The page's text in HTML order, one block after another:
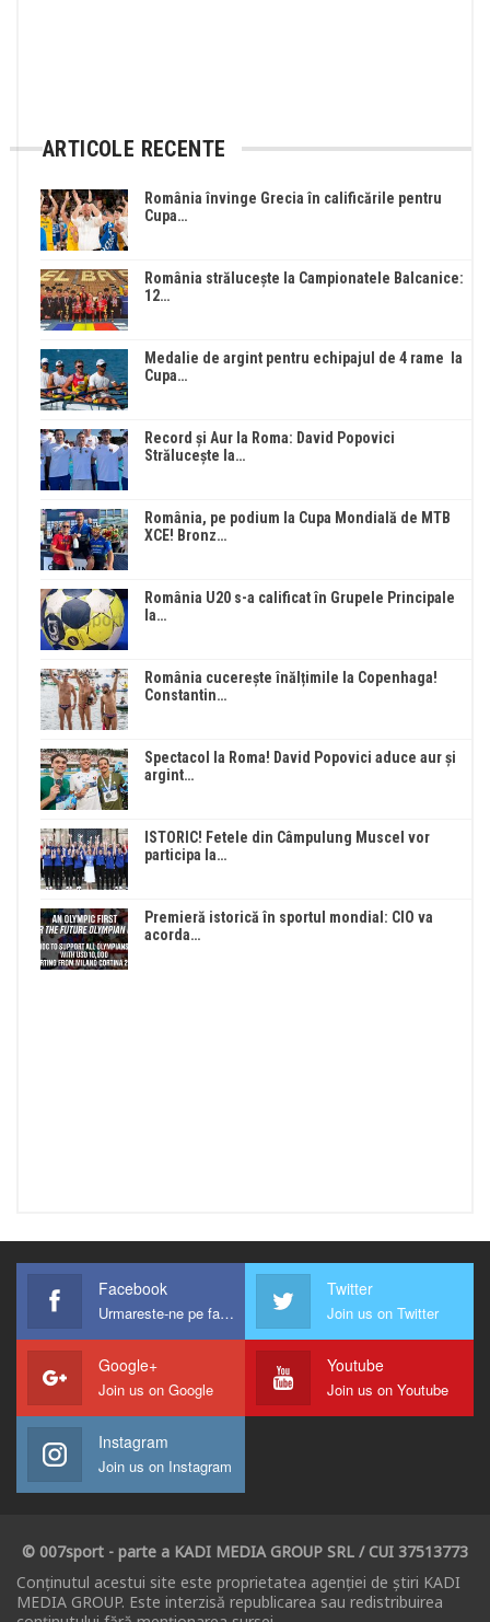
ARTICOLE RECENTE
România învinge Grecia în calificările pentru
Cupa…
România strălucește la Campionatele Balcanice:
12…
Medalie de argint pentru echipajul de 4 rame la
Cupa…
Record și Aur la Roma: David Popovici
Strălucește la…
România, pe podium la Cupa Mondială de MTB
XCE! Bronz…
România U20 s-a calificat în Grupele Principale
la…
România cucerește înălțimile la Copenhaga!
Constantin…
Spectacol la Roma! David Popovici aduce aur și
argint…
ISTORIC! Fetele din Câmpulung Muscel vor
participa la…
Premieră istorică în sportul mondial: CIO va
acorda…
Facebook
Urmareste-ne pe facebook !
Twitter
Join us on Twitter
Google+
Join us on Google
Youtube
Join us on Youtube
Instagram
Join us on Instagram
© 007sport - parte a KADI MEDIA GROUP SRL / CUI 37513773
Conținutul acestui site este proprietatea agenției de știri KADI
MEDIA GROUP. Este interzisă republicarea sau redistribuirea